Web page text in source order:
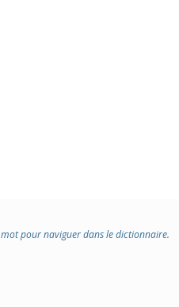
pour naviguer dans le dictionnaire.